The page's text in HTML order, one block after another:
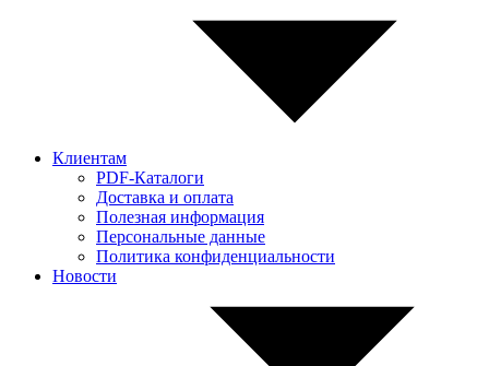
Клиентам
PDF-Каталоги
Доставка и оплата
Полезная информация
Персональные данные
Политика конфиденциальности
Новости